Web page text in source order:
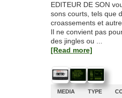
EDITEUR DE SON
sons courts, tels que
croassements et
Il ne convient pas
des jingles ou ...
[Read more]
MEDIA TYPE